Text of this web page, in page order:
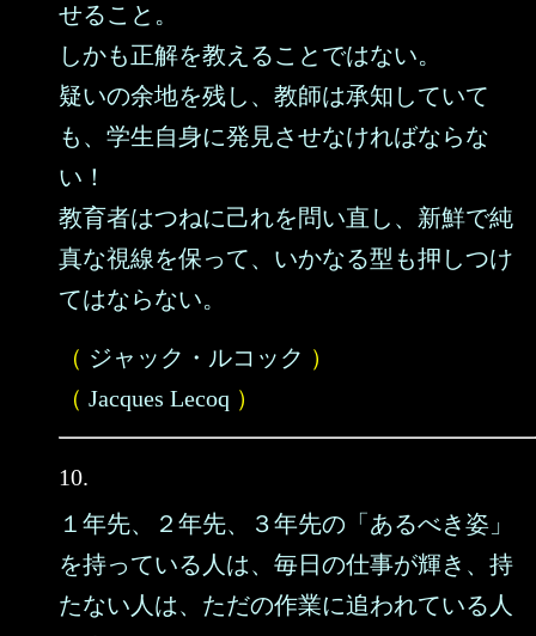
せること。
しかも正解を教えることではない。
疑いの余地を残し、教師は承知していて
も、学生自身に発見させなければならな
い！
教育者はつねに己れを問い直し、新鮮で純
真な視線を保って、いかなる型も押しつけ
てはならない。
（ ジャック・ルコック ）
（ Jacques Lecoq ）
10.
１年先、２年先、３年先の「あるべき姿」
を持っている人は、毎日の仕事が輝き、持
たない人は、ただの作業に追われている人